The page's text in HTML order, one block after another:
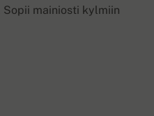
mainiosti kylmiin